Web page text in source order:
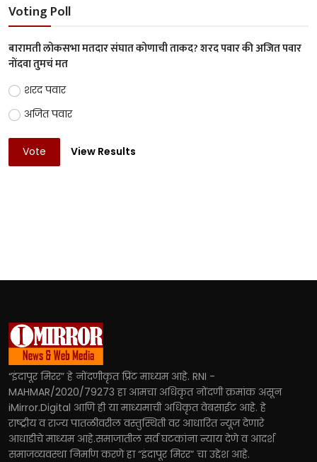
Voting Poll
बारामती लोकसभा मतदार संघात कोणाची ताकद? शरद पवार की अजित पवार
नोंदवा तुमचं मत
शरद पवार
अजित पवार
Vote View Results
“इंदापूर मिरर” हे नोंदणीकृत प्रिंट माध्यम आहे. RNI -
MAHMAR/2020/79273 हा आमचा अधिकृत नोंदणी क्रमांक असून
iMirror.Digital आणि ही या माध्यमाची अधिकृत वेबसाईट आहे. हे
राष्ट्रीय व राज्य पातळीवरील वस्तुस्थिती वर आधारित न्यूज देणारे
आधाडीचे माध्यम आहे.समाजातील सर्व घटकांना न्याय देणे व आदर्श
समाजव्यवस्था निर्माण करणे हा “इंदापूर मिरर” चा उद्देश आहे.